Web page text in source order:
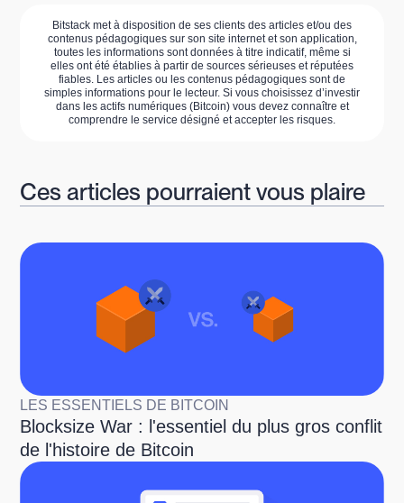
Bitstack met à disposition de ses clients des articles et/ou des
contenus pédagogiques sur son site internet et son application,
toutes les informations sont données à titre indicatif, même si
elles ont été établies à partir de sources sérieuses et réputées
fiables. Les articles ou les contenus pédagogiques sont de
simples informations pour le lecteur. Si vous choisissez d’investir
dans les actifs numériques (Bitcoin) vous devez connaître et
comprendre le service désigné et accepter les risques.
Ces articles pourraient vous plaire
LES ESSENTIELS DE BITCOIN
Blocksize War : l'essentiel du plus gros conflit
de l'histoire de Bitcoin